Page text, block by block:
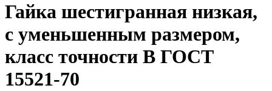
Гайка шестигранная низкая,
с уменьшенным размером,
класс точности В ГОСТ
15521-70